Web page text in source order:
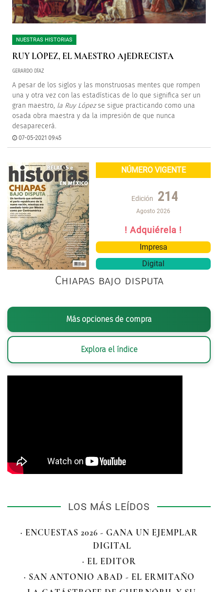
NUESTRAS HISTORIAS
RUY LÓPEZ, EL MAESTRO AJEDRECISTA
GERARDO DÍAZ
A pesar de los siglos y las monstruosas mentes que rompen
una y otra vez con las estadísticas de lo que significa ser un
gran maestro, la Ruy Lópezse sigue practicando como una
osada obra maestra y da la impresión de que nunca
desaparecerá.
07-05-2021 09:45
NÚMERO VIGENTE
Edición 214
Agosto 2026
! Adquiérela !
Impresa
Digital
Chiapas bajo disputa
Más opciones de compra
Explora el índice
LOS MÁS LEÍDOS
· ENCUESTAS 2026 - GANA UN EJEMPLAR
DIGITAL
· EL EDITOR
· SAN ANTONIO ABAD - EL ERMITAÑO